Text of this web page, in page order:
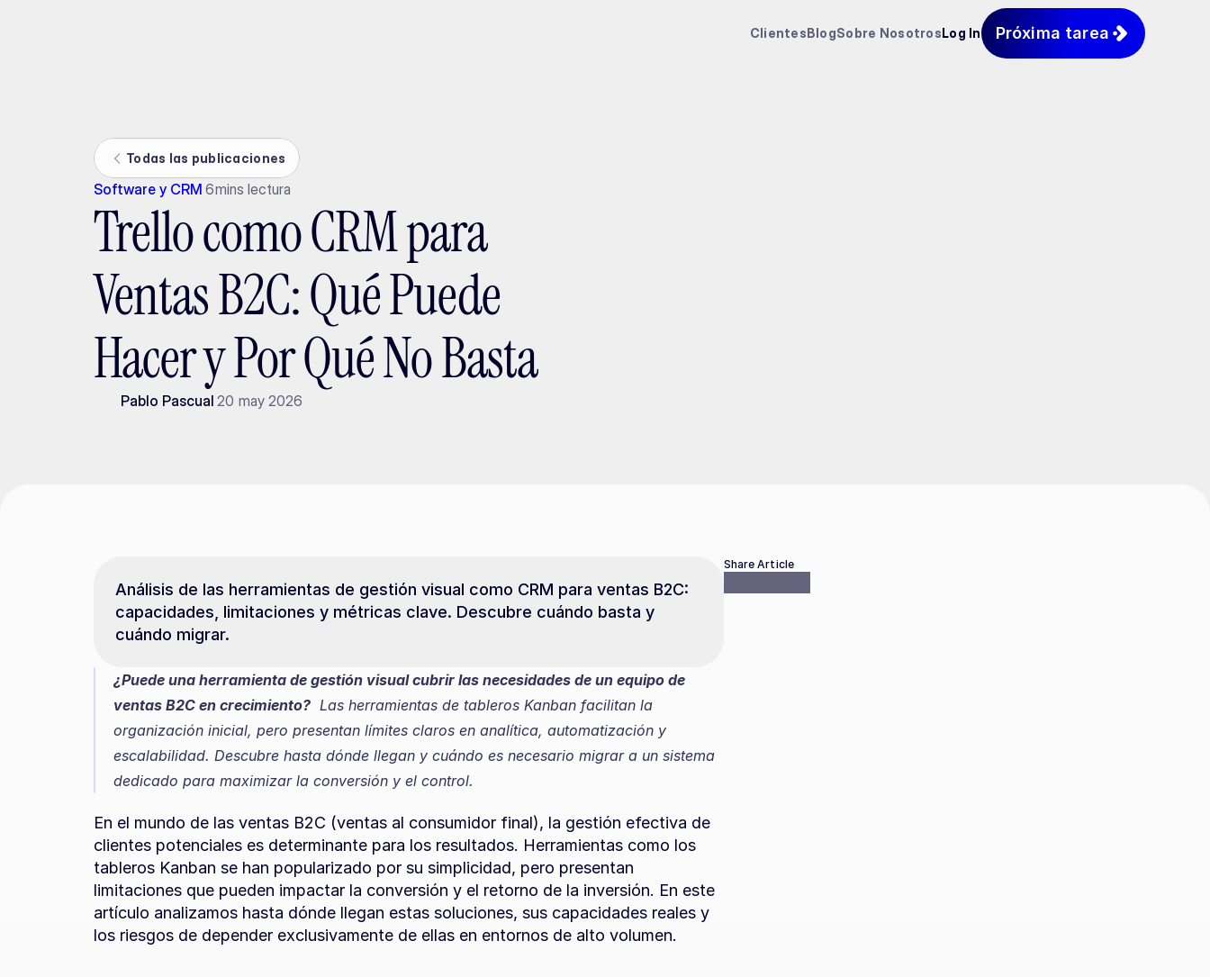
ClientesBlogSobre NosotrosLog In Próxima tarea
Todas las publicaciones
Software y CRM 6mins lectura
Trello como CRM para
Ventas B2C: Qué Puede
Hacer y Por Qué No Basta
Pablo Pascual 20 may 2026
Análisis de las herramientas de gestión visual como CRM para ventas B2C:
capacidades, limitaciones y métricas clave. Descubre cuándo basta y
cuándo migrar.
¿Puede una herramienta de gestión visual cubrir las necesidades de un equipo de
ventas B2C en crecimiento?
  Las herramientas de tableros Kanban facilitan la
organización inicial, pero presentan límites claros en analítica, automatización y
escalabilidad. Descubre hasta dónde llegan y cuándo es necesario migrar a un sistema
dedicado para maximizar la conversión y el control.
En el mundo de las ventas B2C (ventas al consumidor final), la gestión efectiva de
clientes potenciales es determinante para los resultados. Herramientas como los
tableros Kanban se han popularizado por su simplicidad, pero presentan
limitaciones que pueden impactar la conversión y el retorno de la inversión. En este
artículo analizamos hasta dónde llegan estas soluciones, sus capacidades reales y
los riesgos de depender exclusivamente de ellas en entornos de alto volumen.
Share Article